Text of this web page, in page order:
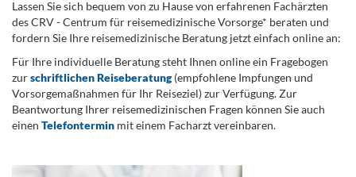
Lassen Sie sich bequem von zu Hause von erfahrenen Fachärzten
des CRV - Centrum für reisemedizinische Vorsorge* beraten und
fordern Sie Ihre reisemedizinische Beratung jetzt einfach online an:
Für Ihre individuelle Beratung steht Ihnen online ein Fragebogen
zurschriftlichen Reiseberatung(empfohlene Impfungen und
Vorsorgemaßnahmen für Ihr Reiseziel) zur Verfügung. Zur
Beantwortung Ihrer reisemedizinischen Fragen können Sie auch
einen Telefontermin mit einem Facharzt vereinbaren.